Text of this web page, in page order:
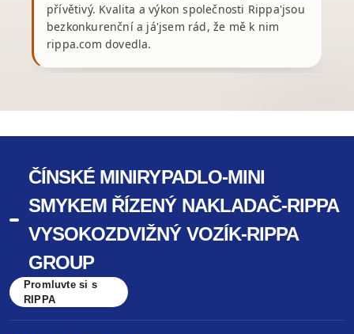
přívětivý. Kvalita a výkon společnosti Rippa'jsou
bezkonkurenční a já'jsem rád, že mě k nim
rippa.com dovedla.
ČÍNSKÉ MINIRYPADLO-MINI
SMYKEM ŘÍZENÝ NAKLADAČ-RIPPA
VYSOKOZDVIŽNÝ VOZÍK-RIPPA
GROUP
Promluvte si s
RIPPA